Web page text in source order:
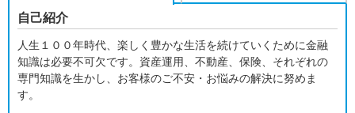
自己紹介
人生１００年時代、楽しく豊かな生活を続けていくために金融
知識は必要不可欠です。資産運用、不動産、保険、それぞれの
専門知識を生かし、お客様のご不安・お悩みの解決に努めま
す。